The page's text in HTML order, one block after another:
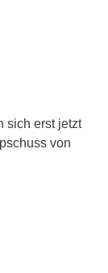
sich erst jetzt
von